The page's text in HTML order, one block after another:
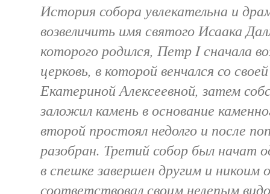
История собора увлекательна и
возвеличить имя святого Исаака
которого родился, Петр I сначала
церковь, в которой венчался со
Екатериной Алексеевной, затем
заложил камень в основание
второй простоял недолго и после
разобран. Третий собор был начат
в спешке завершен другим и никоим
соответствовал своим нелепым